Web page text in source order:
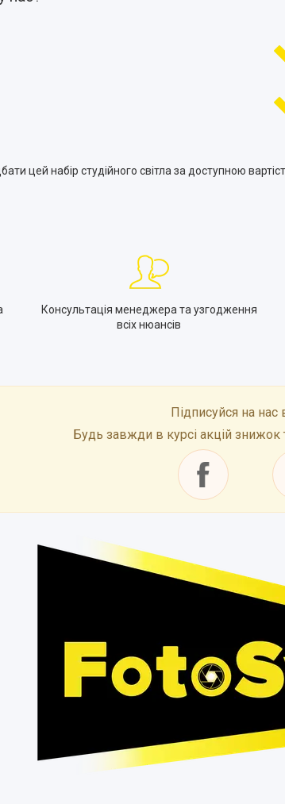
цей набір студійного світла за доступною
Консультація менеджера та узгодження
всіх нюансів
Підписуйся на
Будь завжди в курсі акцій